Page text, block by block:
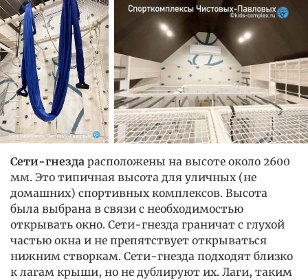
Сети-гнезда расположены на высоте около 2600
мм. Это типичная высота для уличных (не
домашних) спортивных комплексов. Высота
была выбрана в связи с необходимостью
открывать окно. Сети-гнезда граничат с глухой
частью окна и не препятствует открываться
нижним створкам. Сети-гнезда подходят близко
к лагам крыши, но не дублируют их. Лаги, таким